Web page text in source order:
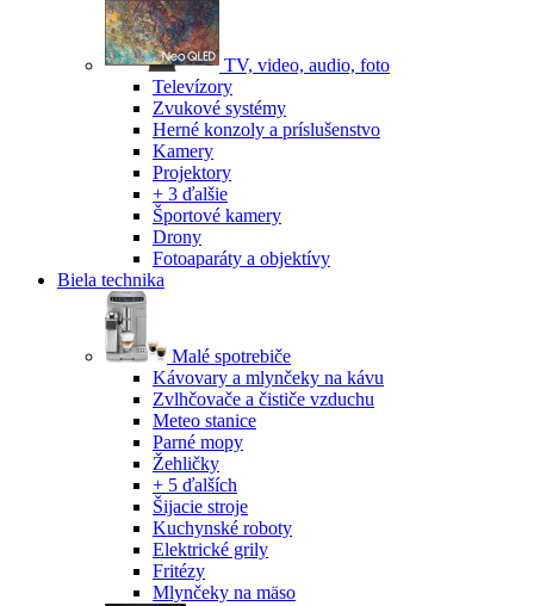
TV, video, audio, foto
Televízory
Zvukové systémy
Herné konzoly a príslušenstvo
Kamery
Projektory
+ 3 ďalšie
Športové kamery
Drony
Fotoaparáty a objektívy
Biela technika
Malé spotrebiče
Kávovary a mlynčeky na kávu
Zvlhčovače a čističe vzduchu
Meteo stanice
Parné mopy
Žehličky
+ 5 ďalších
Šijacie stroje
Kuchynské roboty
Elektrické grily
Fritézy
Mlynčeky na mäso